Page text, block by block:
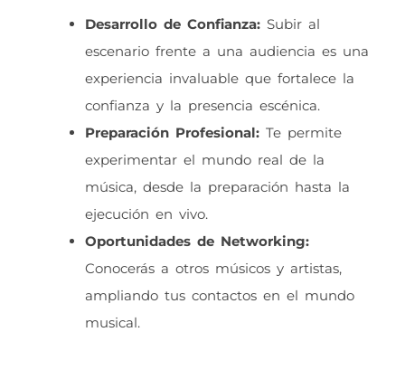
Desarrollo de Confianza:Subir al
escenario frente a una audiencia es una
experiencia invaluable que fortalece la
confianza y la presencia escénica.
Preparación Profesional:Te permite
experimentar el mundo real de la
música, desde la preparación hasta la
ejecución en vivo.
Oportunidades de Networking:
Conocerás a otros músicos y artistas,
ampliando tus contactos en el mundo
musical.